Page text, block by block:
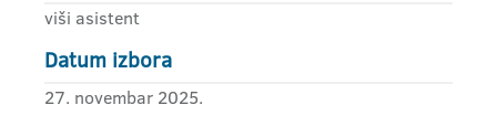
viši asistent
Datum izbora
27. novembar 2025.